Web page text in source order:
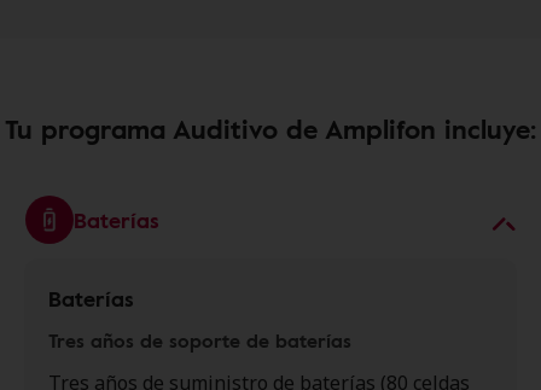
Tu programa Auditivo de Amplifon incluye:
Baterías
Baterías
Tres años de soporte de baterías
Tres años de suministro de baterías (80 celdas